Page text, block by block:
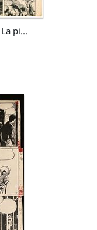
Jerry Spring - Diptyque - La piste du grand Nord